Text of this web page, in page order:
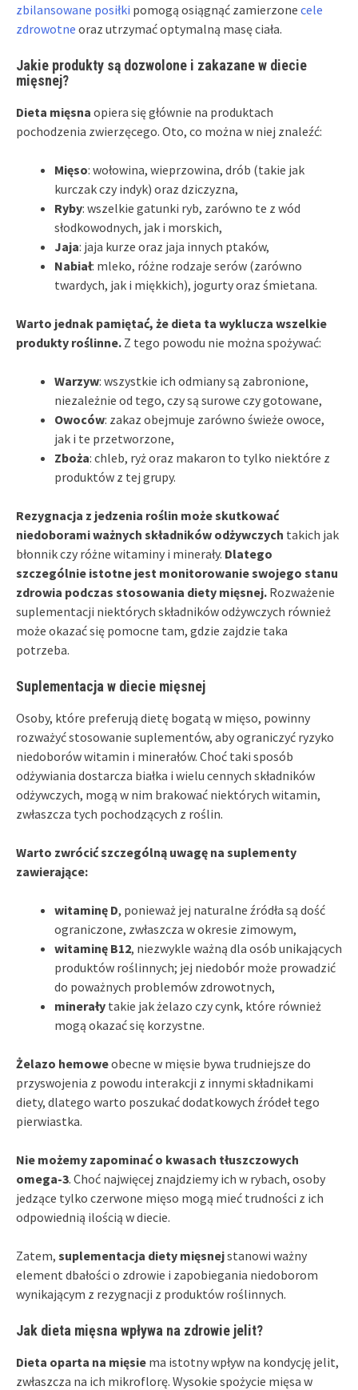
zbilansowane posiłki pomogą osiągnąć zamierzone cele
zdrowotne oraz utrzymać optymalną masę ciała.
Jakie produkty są dozwolone i zakazane w diecie
mięsnej?
Dieta mięsna opiera się głównie na produktach
pochodzenia zwierzęcego. Oto, co można w niej znaleźć:
Mięso: wołowina, wieprzowina, drób (takie jak
kurczak czy indyk) oraz dziczyzna,
Ryby: wszelkie gatunki ryb, zarówno te z wód
słodkowodnych, jak i morskich,
Jaja: jaja kurze oraz jaja innych ptaków,
Nabiał: mleko, różne rodzaje serów (zarówno
twardych, jak i miękkich), jogurty oraz śmietana.
Warto jednak pamiętać, że dieta ta wyklucza wszelkie
produkty roślinne. Z tego powodu nie można spożywać:
Warzyw: wszystkie ich odmiany są zabronione,
niezależnie od tego, czy są surowe czy gotowane,
Owoców: zakaz obejmuje zarówno świeże owoce,
jak i te przetworzone,
Zboża: chleb, ryż oraz makaron to tylko niektóre z
produktów z tej grupy.
Rezygnacja z jedzenia roślin może skutkować
niedoborami ważnych składników odżywczych takich jak
błonnik czy różne witaminy i minerały. Dlatego
szczególnie istotne jest monitorowanie swojego stanu
zdrowia podczas stosowania diety mięsnej. Rozważenie
suplementacji niektórych składników odżywczych również
może okazać się pomocne tam, gdzie zajdzie taka
potrzeba.
Suplementacja w diecie mięsnej
Osoby, które preferują dietę bogatą w mięso, powinny
rozważyć stosowanie suplementów, aby ograniczyć ryzyko
niedoborów witamin i minerałów. Choć taki sposób
odżywiania dostarcza białka i wielu cennych składników
odżywczych, mogą w nim brakować niektórych witamin,
zwłaszcza tych pochodzących z roślin.
Warto zwrócić szczególną uwagę na suplementy
zawierające:
witaminę D, ponieważ jej naturalne źródła są dość
ograniczone, zwłaszcza w okresie zimowym,
witaminę B12, niezwykle ważną dla osób unikających
produktów roślinnych; jej niedobór może prowadzić
do poważnych problemów zdrowotnych,
minerały takie jak żelazo czy cynk, które również
mogą okazać się korzystne.
Żelazo hemoweobecne w mięsie bywa trudniejsze do
przyswojenia z powodu interakcji z innymi składnikami
diety, dlatego warto poszukać dodatkowych źródeł tego
pierwiastka.
Nie możemy zapominać o kwasach tłuszczowych
omega-3. Choć najwięcej znajdziemy ich w rybach, osoby
jedzące tylko czerwone mięso mogą mieć trudności z ich
odpowiednią ilością w diecie.
Zatem, suplementacja diety mięsnejstanowi ważny
element dbałości o zdrowie i zapobiegania niedoborom
wynikającym z rezygnacji z produktów roślinnych.
Jak dieta mięsna wpływa na zdrowie jelit?
Dieta oparta na mięsie ma istotny wpływ na kondycję jelit,
zwłaszcza na ich mikroflorę. Wysokie spożycie mięsa w